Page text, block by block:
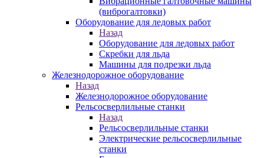
(виброгалтовки)
Оборудование для ледовых работ
Назад
Оборудование для ледовых работ
Скребки для льда
Машины для подрезки льда
Железнодорожное оборудование
Назад
Железнодорожное оборудование
Рельсосверлильные станки
Назад
Рельсосверлильные станки
Электрические рельсосверлильные
станки